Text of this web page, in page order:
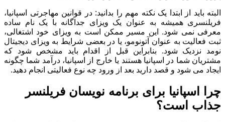
البته باید از ابتدا یک نکته مهم را بدانید: در قوانین مهاجرتی اسپانیا،
فریلنسری همیشه به عنوان یک ویزای جداگانه با یک نام ساده
معرفی نمی شود. این مسیر ممکن است به ویزای خود اشتغالی،
ثبت فعالیت به عنوان آتونومو، یا در بعضی شرایط به ویزای دیجیتال
نومد نزدیک شود. بنابراین قبل از اقدام باید مشخص شود که
مشتریان شما در اسپانیا هستند یا خارج از اسپانیا، درآمد شما چگونه
ایجاد می شود و قصد دارید بعد از ورود چه نوع فعالیتی انجام دهید.
چرا اسپانیا برای برنامه نویسان فریلنسر
جذاب است؟